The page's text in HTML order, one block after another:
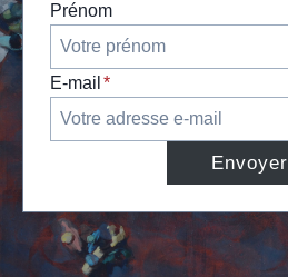
Prénom
E-mail *
Envoyer